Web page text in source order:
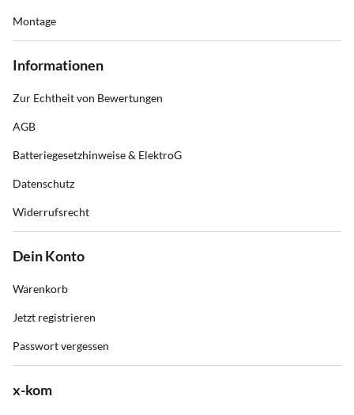
Montage
Informationen
Zur Echtheit von Bewertungen
AGB
Batteriegesetzhinweise & ElektroG
Datenschutz
Widerrufsrecht
Dein Konto
Warenkorb
Jetzt registrieren
Passwort vergessen
x-kom